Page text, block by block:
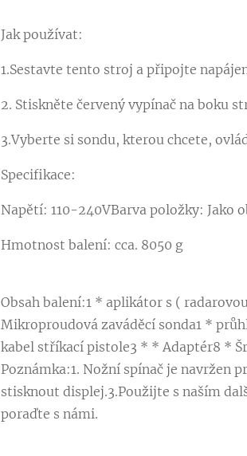
Jak používat:
1.Sestavte tento stroj a připojte
2. Stiskněte červený vypínač na boku
3.Vyberte si sondu, kterou chcete,
Specifikace:
Napětí: 110-240VBarva položky: Jako
Hmotnost balení: cca. 8050 g
Obsah balení:1 * aplikátor s (
Mikroproudová zaváděcí sonda1 *
kabel stříkací pistole3 * * Adaptér8 *
Poznámka:1. Nožní spínač je navržen
stisknout displej.3.Použijte s naším
poraďte s námi.